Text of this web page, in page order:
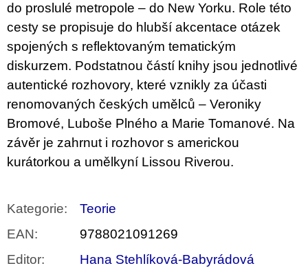
do proslulé metropole – do New Yorku. Role této
cesty se propisuje do hlubší akcentace otázek
spojených s reflektovaným tematickým
diskurzem. Podstatnou částí knihy jsou jednotlivé
autentické rozhovory, které vznikly za účasti
renomovaných českých umělců – Veroniky
Bromové, Luboše Plného a Marie Tomanové. Na
závěr je zahrnut i rozhovor s americkou
kurátorkou a umělkyní Lissou Riverou.
Kategorie:
Teorie
EAN:
9788021091269
Editor:
Hana Stehlíková-Babyrádová